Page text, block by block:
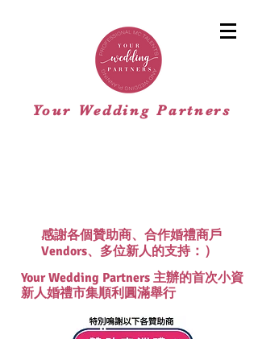
Your Wedding Partners
感謝各個贊助商、合作婚禮商戶
Vendors、多位新人的支持 ：）
Your Wedding Partners 主辦的首次小資
新人婚禮市集順利圓滿舉行